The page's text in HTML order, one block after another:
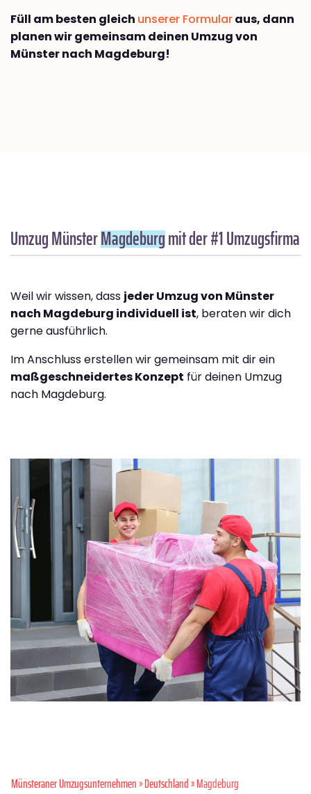
Füll am besten gleich unserer Formularaus, dann
planen wir gemeinsam deinen Umzug von
Münster nach Magdeburg!
Umzug MünsterMagdeburgmit der #1 Umzugsfirma
Weil wir wissen, dass jeder Umzug von Münster
nach Magdeburg individuell ist, beraten wir dich
gerne ausführlich.
Im Anschluss erstellen wir gemeinsam mit dir ein
maßgeschneidertes Konzept für deinen Umzug
nach Magdeburg.
Münsteraner Umzugsunternehmen»Deutschland» Magdeburg